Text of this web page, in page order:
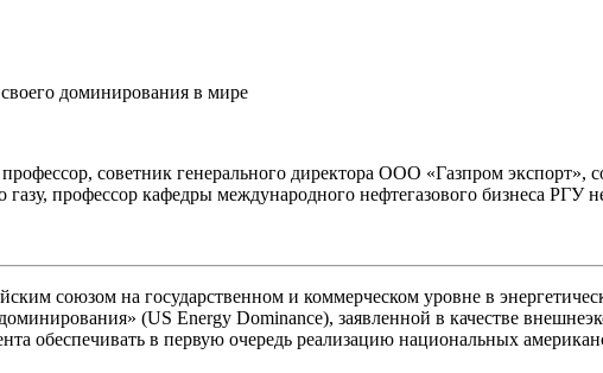
доминирования в мире
советник генерального директора ООО «Газпром экспорт»,
профессор кафедры международного нефтегазового бизнеса
союзом на государственном и коммерческом уровне в
(US Energy Dominance), заявленной в качестве
обеспечивать в первую очередь реализацию национальных